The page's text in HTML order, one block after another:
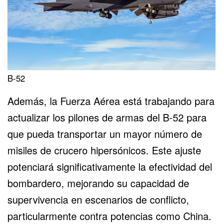
B-52
Además, la Fuerza Aérea está trabajando para
actualizar los pilones de armas del B-52 para
que pueda transportar un mayor número de
misiles de crucero hipersónicos. Este ajuste
potenciará significativamente la efectividad del
bombardero, mejorando su capacidad de
supervivencia en escenarios de conflicto,
particularmente contra potencias como China.